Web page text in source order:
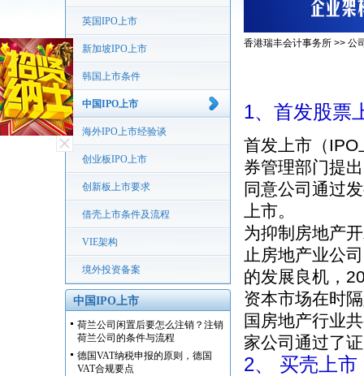
英国IPO上市
新加坡IPO上市
韩国上市条件
中国IPO上市
海外IPO上市经验谈
创业板IPO上市
创新板上市要求
借壳上市条件及流程
VIE架构
境外投资备案
中国IPO上市
荷兰公司闲置后要怎么注销？注销
荷兰公司的条件与流程
德国VAT纳税申报的原则，德国
VAT合规要点
香港瑞丰会计事务所 >> 公
1、首发股票
首发上市（
券管理部门提
同意公司通过
上市。
为抑制房地产
止房地产业公
的发展良机，
资本市场在时
国房地产行业
家公司通过了
2、 买壳上市